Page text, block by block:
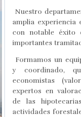
Nuestro
amplia experiencia
con notable éxito
importantes
Formamos un
y coordinado,
economistas
expertos en
de las
actividades